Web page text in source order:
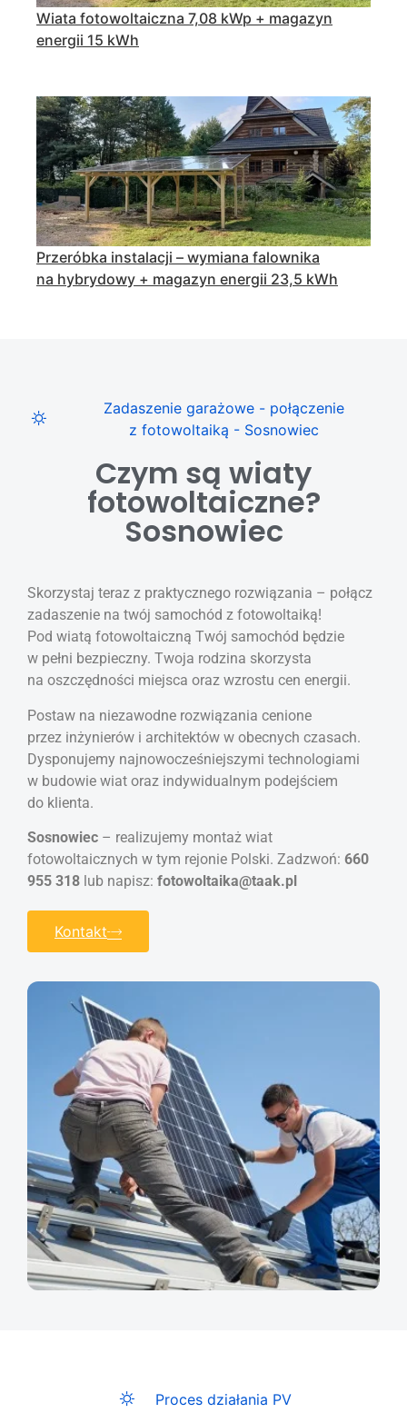
Wiata fotowoltaiczna 7,08 kWp + magazyn
energii 15 kWh
Przeróbka instalacji – wymiana falownika
na hybrydowy + magazyn energii 23,5 kWh
Zadaszenie garażowe - połączenie
z fotowoltaiką - Sosnowiec
Czym są wiaty
fotowoltaiczne?
Sosnowiec
Skorzystaj teraz z praktycznego rozwiązania – połącz
zadaszenie na twój samochód z fotowoltaiką!
Pod wiatą fotowoltaiczną Twój samochód będzie
w pełni bezpieczny. Twoja rodzina skorzysta
na oszczędności miejsca oraz wzrostu cen energii.
Postaw na niezawodne rozwiązania cenione
przez inżynierów i architektów w obecnych czasach.
Dysponujemy najnowocześniejszymi technologiami
w budowie wiat oraz indywidualnym podejściem
do klienta.
Sosnowiec – realizujemy montaż wiat
fotowoltaicznych w tym rejonie Polski. Zadzwoń: 660
955 318 lub napisz: fotowoltaika@taak.pl
Kontakt
Proces działania PV